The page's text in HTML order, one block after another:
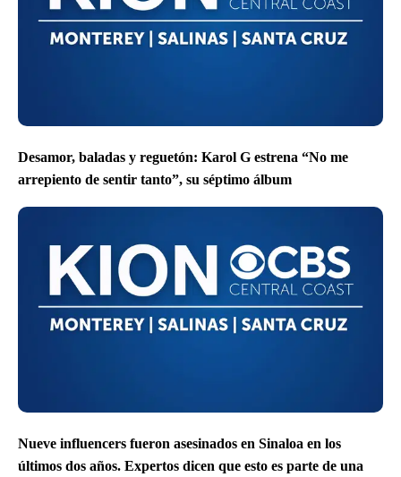
Desamor, baladas y reguetón: Karol G estrena “No me
arrepiento de sentir tanto”, su séptimo álbum
Nueve influencers fueron asesinados en Sinaloa en los
últimos dos años. Expertos dicen que esto es parte de una